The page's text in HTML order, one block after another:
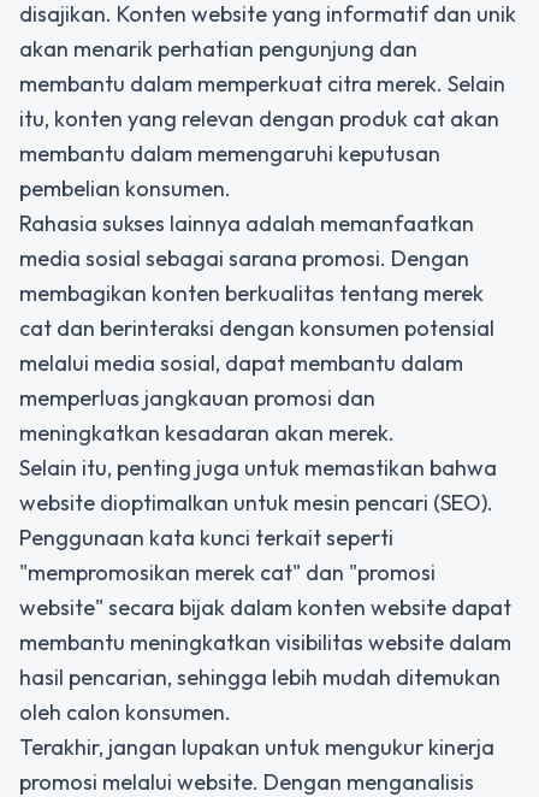
disajikan. Konten website yang informatif dan unik
akan menarik perhatian pengunjung dan
membantu dalam memperkuat citra merek. Selain
itu, konten yang relevan dengan produk cat akan
membantu dalam memengaruhi keputusan
pembelian konsumen.
Rahasia sukses lainnya adalah memanfaatkan
media sosial sebagai sarana promosi. Dengan
membagikan konten berkualitas tentang merek
cat dan berinteraksi dengan konsumen potensial
melalui media sosial, dapat membantu dalam
memperluas jangkauan promosi dan
meningkatkan kesadaran akan merek.
Selain itu, penting juga untuk memastikan bahwa
website dioptimalkan untuk mesin pencari (SEO).
Penggunaan kata kunci terkait seperti
"mempromosikan merek cat" dan "promosi
website" secara bijak dalam konten website dapat
membantu meningkatkan visibilitas website dalam
hasil pencarian, sehingga lebih mudah ditemukan
oleh calon konsumen.
Terakhir, jangan lupakan untuk mengukur kinerja
promosi melalui website. Dengan menganalisis